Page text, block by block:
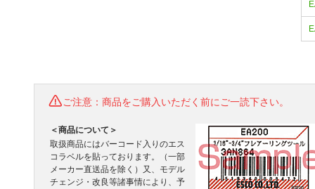
ご注意：商品をご購入いただく前にご一読下さい。
＜商品について＞
取扱商品にはバーコード入りのエス
コラベルを貼っております。（一部
メーカー直送品を除く）又、モデル
チェンジ・改良等諸事情により、予